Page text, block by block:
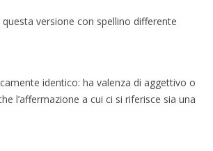
versione con spellino differente
identico: ha valenza di aggettivo o
l’affermazione a cui ci si riferisce sia una